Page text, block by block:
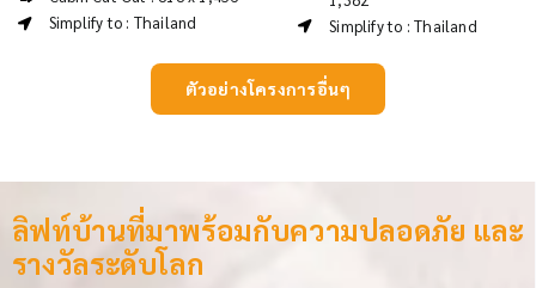
Simplify to : Thailand
Simplify to : Thailand
ตัวอย่างโครงการอื่นๆ
ลิฟท์บ้านที่มาพร้อมกับความปลอดภัย และ
รางวัลระดับโลก